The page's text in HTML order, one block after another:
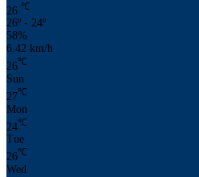
26 ℃
26º - 24º
58%
6.42 km/h
26℃
Sun
27℃
Mon
24℃
Tue
26℃
Wed